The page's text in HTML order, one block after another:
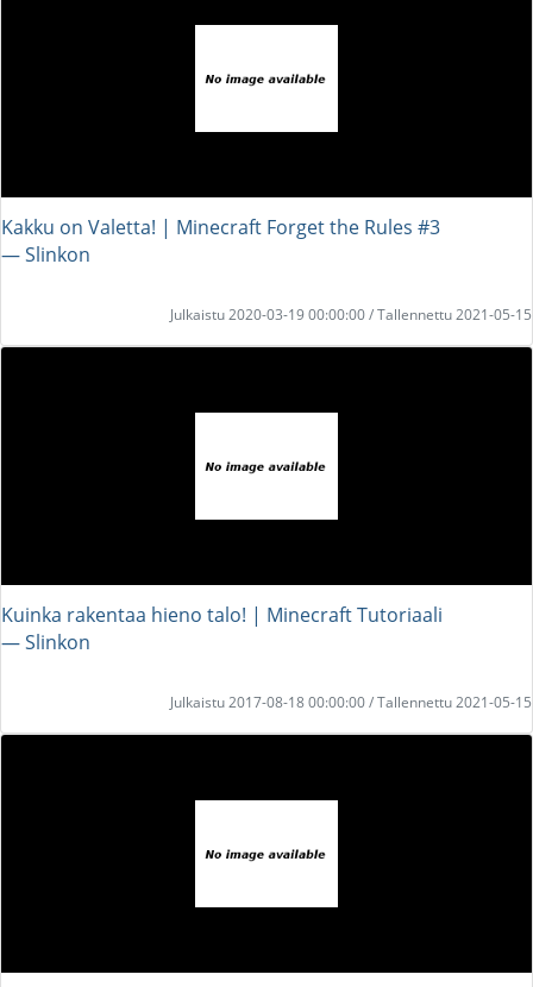
Kakku on Valetta! | Minecraft Forget the Rules #3
― Slinkon
Julkaistu 2020-03-19 00:00:00 / Tallennettu 2021-05-15
Kuinka rakentaa hieno talo! | Minecraft Tutoriaali
― Slinkon
Julkaistu 2017-08-18 00:00:00 / Tallennettu 2021-05-15